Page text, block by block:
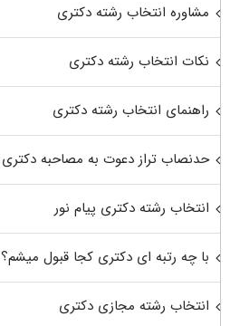
مشاوره انتخاب رشته دکتری
نکات انتخاب رشته دکتری
راهنمای انتخاب رشته دکتری
حدنصاب تراز دعوت به مصاحبه دکتری
انتخاب رشته دکتری پیام نور
با چه رتبه ای دکتری کجا قبول میشم؟
انتخاب رشته مجازی دکتری